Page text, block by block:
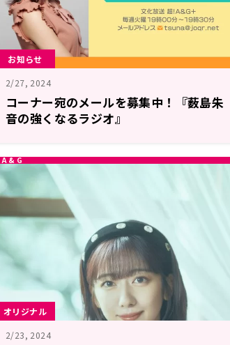
お知らせ
2/27, 2024
コーナー宛のメールを募集中！『薮島朱
音の強くなるラジオ』
オリジナル
2/23, 2024